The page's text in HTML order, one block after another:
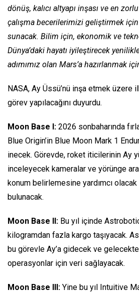
dönüş, kalıcı altyapı inşası ve en
çalışma becerilerimizi geliştirmek için
sunacak. Bilim için, ekonomik ve
Dünya’daki hayatı iyileştirecek
adımımız olan Mars’a hazırlanmak
NASA, Ay Üssü’nü inşa etmek üzere
görev yapılacağını duyurdu.
Moon Base I: 2026 sonbaharında
Blue Origin’in Blue Moon Mark 1
inecek. Görevde, roket iticilerinin Ay
inceleyecek kameralar ve yörünge
konum belirlemesine yardımcı
bulunacak.
Moon Base II: Bu yıl içinde
kilogramdan fazla kargo taşıyacak.
bu görevle Ay’a gidecek ve
operasyonlar için veri sağlayacak.
Moon Base III: Yine bu yıl Intuitive